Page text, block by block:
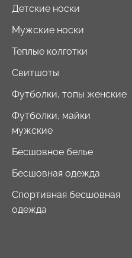
Детские носки
Мужские носки
Теплые колготки
Свитшоты
Футболки, топы женские
Футболки, майки
мужские
Бесшовное белье
Бесшовная одежда
Спортивная бесшовная
одежда